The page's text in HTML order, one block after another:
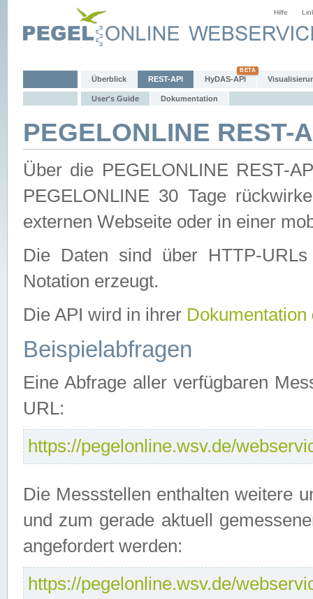
Hilfe
Überblick REST-API HyDAS-API
User's Guide Dokumentation
PEGELONLINE REST-
Über die PEGELONLINE REST-
PEGELONLINE 30 Tage
externen Webseite oder in einer
Die Daten sind über HTTP-
Notation erzeugt.
Die API wird in ihrer Dokumentation
Beispielabfragen
Eine Abfrage aller verfügbaren
URL:
https://pegelonline.wsv.de/
Die Messstellen enthalten weitere
und zum gerade aktuell
angefordert werden:
https://pegelonline.wsv.de/